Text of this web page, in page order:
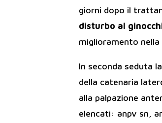
giorni dopo il
disturbo al
miglioramento nella
In seconda seduta la
della catenaria
alla palpazione
elencati: anpv sn,